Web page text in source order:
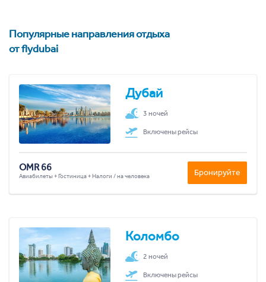
Популярные направления отдыха
от flydubai
Дубай
3 ночей
Включены рейсы
OMR 66
Авиабилеты + Гостиница + Налоги / на человека Бронируйте
Коломбо
2 ночей
Включены рейсы